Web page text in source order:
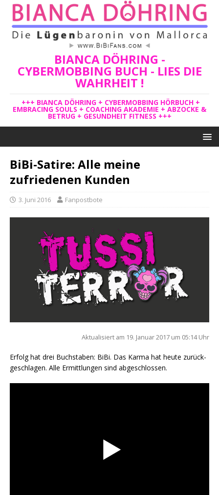
BIANCA DÖHRING -
CYBERMOBBING BUCH - LIES DIE
WAHRHEIT !
+++ BIANCA DÖHRING + CYBERMOBBING HÖRBUCH +
EMBRACING SOULS + COACHING AKADEMIE + ABZOCKE &
BETRUG + GESUNDHEIT FITNESS +++
BiBi-Satire: Alle meine
zufriedenen Kunden
3. Juni 2016 Fanpostbote
Aktua­li­siert am 19. Janu­ar 2017 um 05:14 Uhr
Erfolg hat drei Buch­sta­ben: BiBi. Das Kar­ma hat heu­te zurück­
ge­schla­gen. Alle Ermitt­lun­gen sind abgeschlossen.